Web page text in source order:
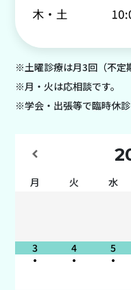
※土曜診療は月3回（不定
※月・火は応相談です。
※学会・出張等で臨時休診
月 火 水
3
•
4
•
5
•